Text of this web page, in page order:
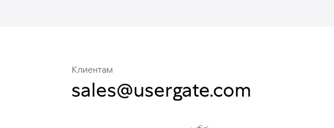
Клиентам
sales@usergate.com